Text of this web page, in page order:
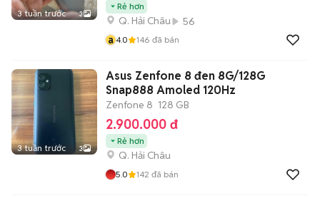
3 tuần trước 3
Rẻ hơn
Q. Hải Châu
56
a 4.0 146 đã bán
3 tuần trước 3
Asus Zenfone 8 đen 8G/128G
Snap888 Amoled 120Hz
Zenfone 8 128 GB
2.900.000 đ
Rẻ hơn
Q. Hải Châu
5.0 142 đã bán